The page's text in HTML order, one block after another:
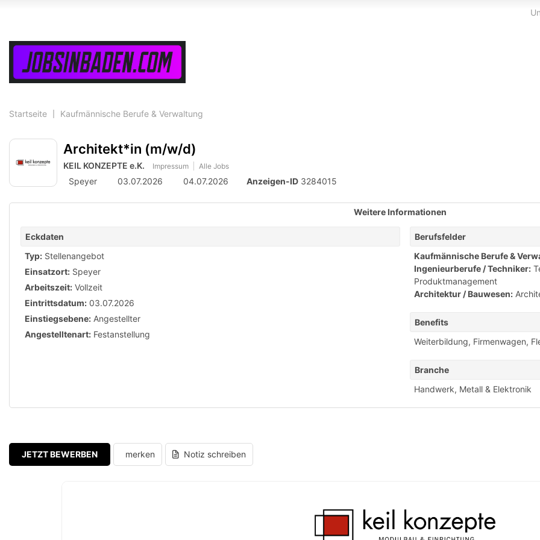
Navigation
Inhalt
Startseite Kaufmännische Berufe & Verwaltung
Architekt*in (m/w/d)
KEIL KONZEPTE e.K. Impressum Alle Jobs
Speyer 03.07.2026 04.07.2026 Anzeigen-ID 3284015
Weitere Informationen
Eckdaten
Typ: Stellenangebot
Einsatzort: Speyer
Arbeitszeit: Vollzeit
Eintrittsdatum: 03.07.2026
Einstiegsebene: Angestellter
Angestelltenart: Festanstellung
Berufsfelder
Kaufmännische Berufe &
Ingenieurberufe / Techniker:
Produktmanagement
Architektur / Bauwesen:
Benefits
Weiterbildung, Firmenwagen,
Branche
Handwerk, Metall & Elektronik
JETZT BEWERBEN merken Notiz schreiben